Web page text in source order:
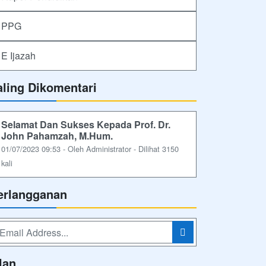
PPG
E Ijazah
Dikomentari
Selamat Dan Sukses Kepada Prof. Dr.
John Pahamzah, M.Hum.
01/07/2023 09:53 - Oleh Administrator - Dilihat 3150
kali